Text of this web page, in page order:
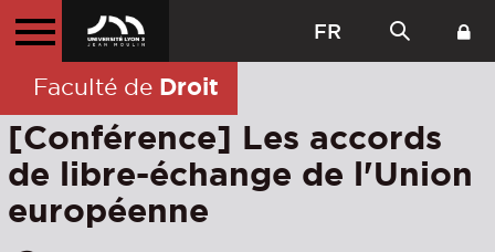
FR
Faculté de Droit
[Conférence] Les accords
de libre-échange de l'Union
européenne